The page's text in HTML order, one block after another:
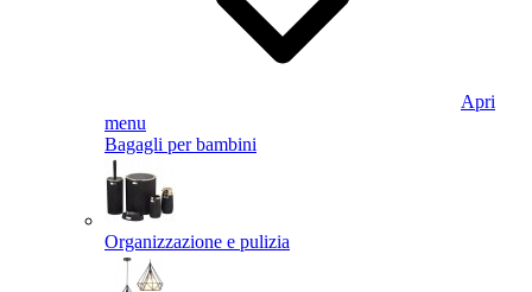
Apri
menu
Bagagli per bambini
Organizzazione e pulizia